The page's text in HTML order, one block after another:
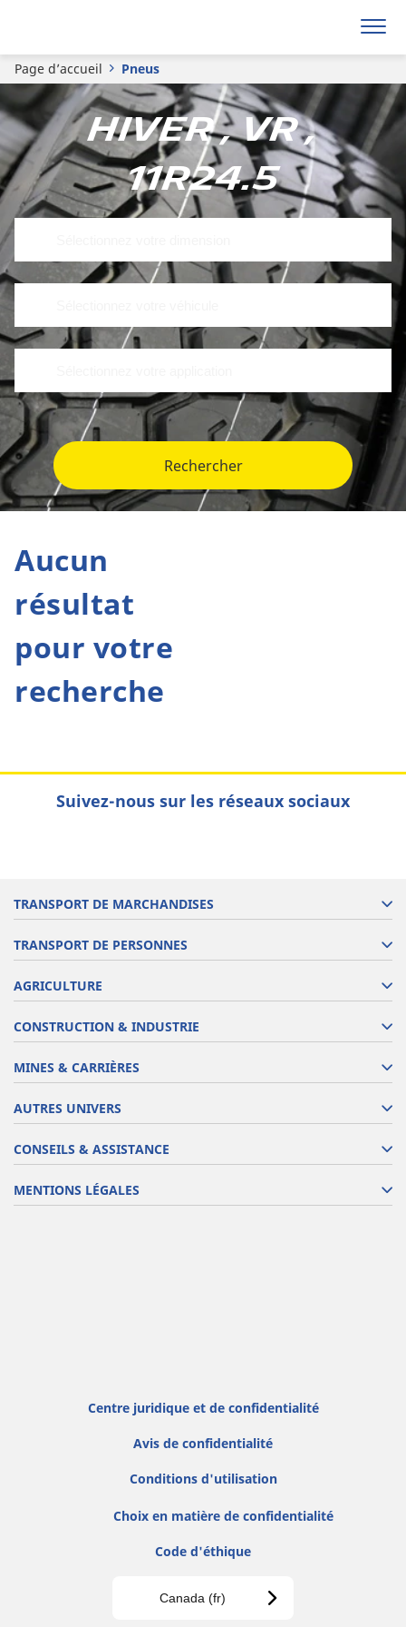
Page d’accueil Pneus
Hiver , VR ,
11R24.5
Rechercher
Aucun
résultat
pour votre
recherche
Suivez-nous sur les réseaux sociaux
TRANSPORT DE MARCHANDISES
TRANSPORT DE PERSONNES
AGRICULTURE
CONSTRUCTION & INDUSTRIE
MINES & CARRIÈRES
AUTRES UNIVERS
CONSEILS & ASSISTANCE
MENTIONS LÉGALES
Centre juridique et de confidentialité
Avis de confidentialité
Conditions d'utilisation
Choix en matière de confidentialité
Code d'éthique
Canada (fr)